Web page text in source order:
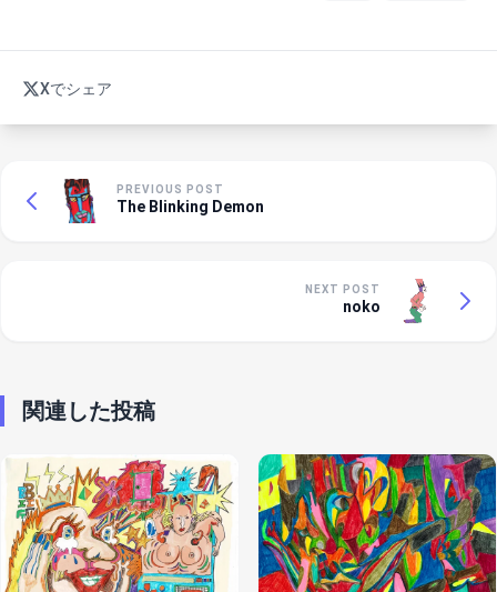
Xでシェア
PREVIOUS POST
The Blinking Demon
NEXT POST
noko
関連した投稿